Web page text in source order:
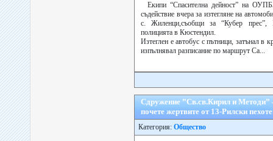
Екипи “Спасителна дейност” на
съдействие вчера за изтегляне на
с. Жиленци,съобщи за “Кубер прес”,
полицията в Кюстендил.
Изтеглен е автобус с пътници, затънал в
изпълнявал разписание по маршрут Са...
Сдружение ”Св.св.Кирил и Методи”
почете жертвите от 13-Рилски
Категория: Общество